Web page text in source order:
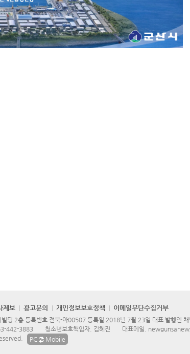
제보 광고문의 개인정보보호정책 이메일무단수집거부
딩 2층 등록번호 전북-아00507 등록일 2018년 7월 23일 대표 발행인 채
442-3883 청소년보호책임자. 김혜진 대표메일.
PC Mobile